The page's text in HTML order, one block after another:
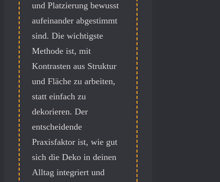
und Platzierung bewusst
aufeinander abgestimmt
sind. Die wichtigste
Methode ist, mit
Kontrasten aus Struktur
und Fläche zu arbeiten,
statt einfach zu
dekorieren. Der
entscheidende
Praxisfaktor ist, wie gut
sich die Deko in deinen
Alltag integriert und